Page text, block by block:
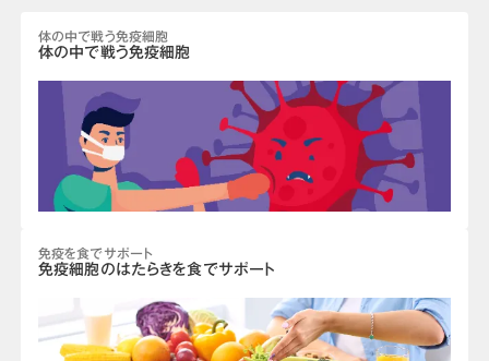
体の中で戦う免疫細胞
体の中で戦う免疫細胞
免疫を食でサポート
免疫細胞のはたらきを食でサポート